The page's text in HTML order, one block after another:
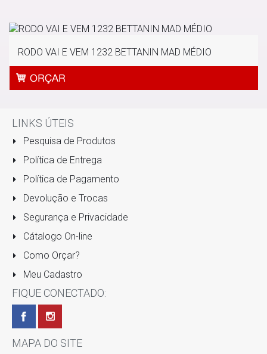
RODO VAI E VEM 1232 BETTANIN MAD MÉDIO
LINKS ÚTEIS
Pesquisa de Produtos
Política de Entrega
Política de Pagamento
Devolução e Trocas
Segurança e Privacidade
Cátalogo On-line
Como Orçar?
Meu Cadastro
FIQUE CONECTADO:
MAPA DO SITE